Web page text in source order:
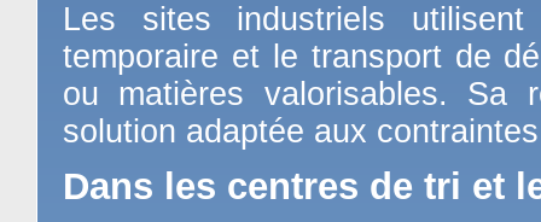
Les sites industriels
temporaire et le transport de
ou matières valorisables. Sa
solution adaptée aux
Dans les centres de tri et